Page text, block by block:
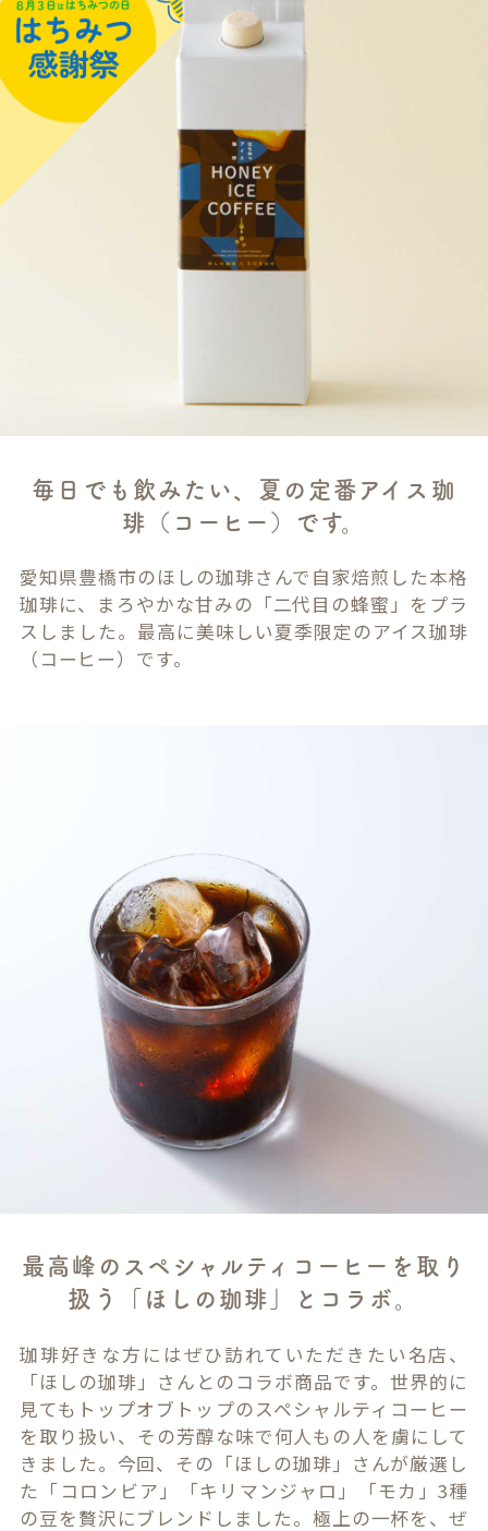
毎日でも飲みたい、夏の定番アイス珈
琲（コーヒー）です。
愛知県豊橋市のほしの珈琲さんで自家焙煎した本格
珈琲に、まろやかな甘みの「二代目の蜂蜜」をプラ
スしました。最高に美味しい夏季限定のアイス珈琲
（コーヒー）です。
最高峰のスペシャルティコーヒーを取り
扱う「ほしの珈琲」とコラボ。
珈琲好きな方にはぜひ訪れていただきたい名店、
「ほしの珈琲」さんとのコラボ商品です。世界的に
見てもトップオブトップのスペシャルティコーヒー
を取り扱い、その芳醇な味で何人もの人を虜にして
きました。今回、その「ほしの珈琲」さんが厳選し
た「コロンビア」「キリマンジャロ」「モカ」3種
の豆を贅沢にブレンドしました。極上の一杯を、ぜ